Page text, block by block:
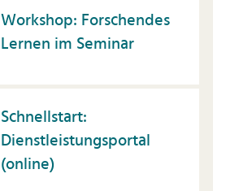
Workshop: Forschendes
Lernen im Seminar
Schnellstart:
Dienstleistungsportal
(online)